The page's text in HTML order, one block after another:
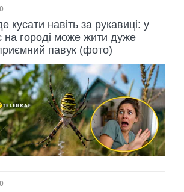
публікації
кусати навіть за рукавиці: у
на городі може жити дуже
павук (фото)
публікації